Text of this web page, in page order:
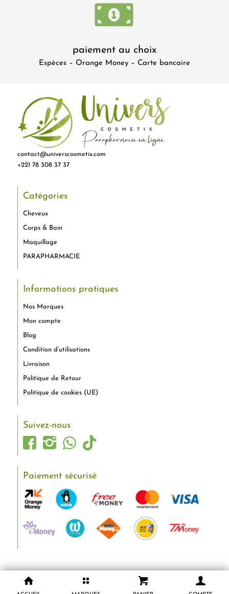
paiement au choix
Espèces – Orange Money – Carte bancaire
contact@universcosmetix.com
+221 78 308 37 37
Catégories
Cheveux
Corps & Bain
Maquillage
PARAPHARMACIE
Informations pratiques
Nos Marques
Mon compte
Blog
Condition d’utilisations
Livraison
Politique de Retour
Politique de cookies (UE)
Suivez-nous
Paiement sécurisé